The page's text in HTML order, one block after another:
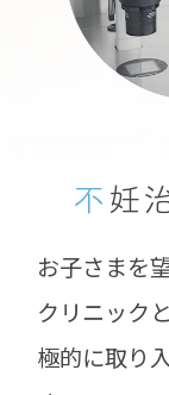
不 妊
お子さまを
クリニック
極的に取り